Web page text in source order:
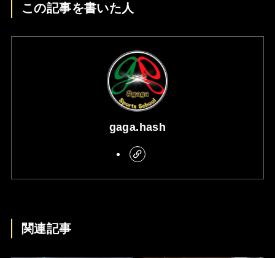
この記事を書いた人
gaga.hash
関連記事